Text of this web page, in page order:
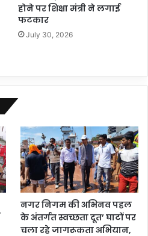
होने पर शिक्षा मंत्री ने लगाई
फटकार
July 30, 2026
नगर निगम की अभिनव पहल
के अंतर्गत स्वच्छता दूत’ घाटों पर
चला रहे जागरूकता अभियान,